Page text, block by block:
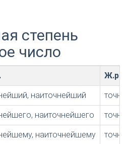
степень
число
Ж.р.
наиточнейший
наиточнейшего
наиточнейшему